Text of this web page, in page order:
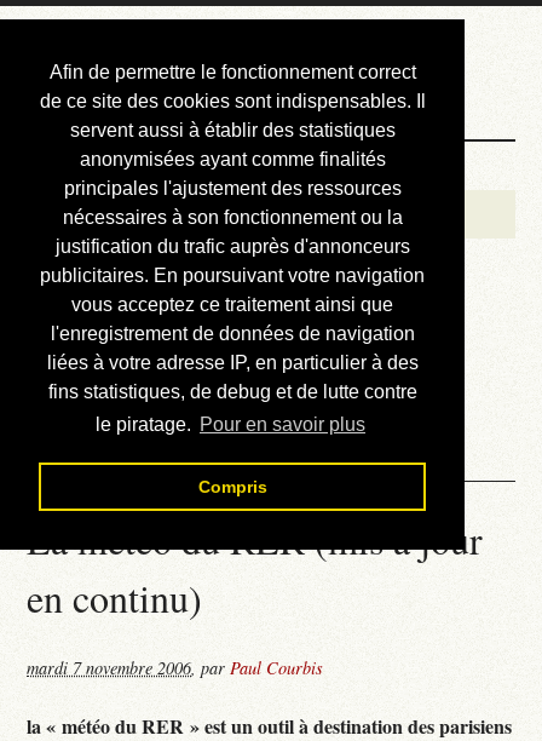
Afin de permettre le fonctionnement correct
de ce site des cookies sont indispensables. Il
servent aussi à établir des statistiques
anonymisées ayant comme finalités
principales l'ajustement des ressources
nécessaires à son fonctionnement ou la
justification du trafic auprès d'annonceurs
publicitaires. En poursuivant votre navigation
vous acceptez ce traitement ainsi que
l'enregistrement de données de navigation
liées à votre adresse IP, en particulier à des
fins statistiques, de debug et de lutte contre
le piratage. Pour en savoir plus
Compris
Courbis, « LE »
Blog Officiel
Bienvenue
Réalisations
Divers (et d’été)
Annonces
Liens externes
Téléchargement
Contact
La météo du RER (mis à jour
en continu)
mardi 7 novembre 2006,parPaul Courbis
la « météo du RER » est un outil à destination des parisiens